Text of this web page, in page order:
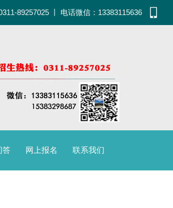
89257025 电话微信：13383115636
答 网上报名 联系我们